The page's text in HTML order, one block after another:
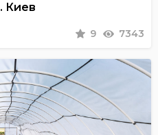
Киев
9 7343